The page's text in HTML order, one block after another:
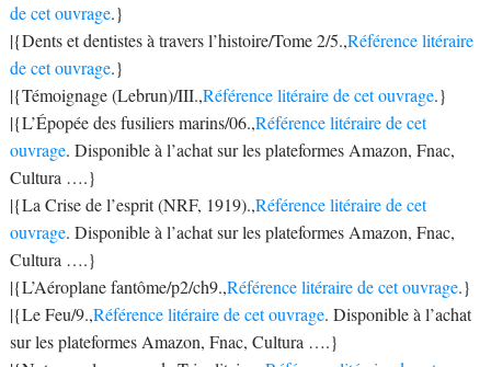
de cet ouvrage.}
|{Dents et dentistes à travers l’histoire/Tome 2/5.,Référence litéraire
de cet ouvrage.}
|{Témoignage (Lebrun)/III.,Référence litéraire de cet ouvrage.}
|{L’Épopée des fusiliers marins/06.,Référence litéraire de cet
ouvrage. Disponible à l’achat sur les plateformes Amazon, Fnac,
Cultura ….}
|{La Crise de l’esprit (NRF, 1919).,Référence litéraire de cet
ouvrage. Disponible à l’achat sur les plateformes Amazon, Fnac,
Cultura ….}
|{L’Aéroplane fantôme/p2/ch9.,Référence litéraire de cet ouvrage.}
|{Le Feu/9.,Référence litéraire de cet ouvrage. Disponible à l’achat
sur les plateformes Amazon, Fnac, Cultura ….}